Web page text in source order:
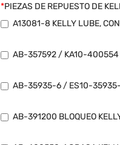
*PIEZAS DE REPUESTO DE
A13081-8 KELLY LUBE,
AB-357592 / KA10-400554
AB-35935-6 / ES10-35935-
AB-391200 BLOQUEO